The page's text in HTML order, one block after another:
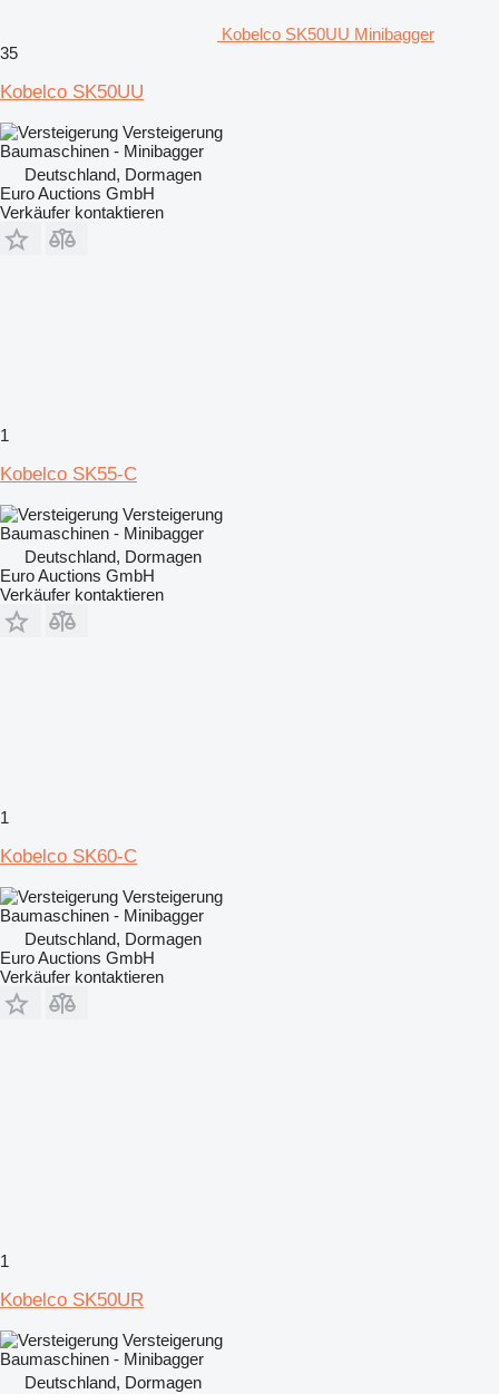
Kobelco SK50UU Minibagger
35
Kobelco SK50UU
Versteigerung
Baumaschinen - Minibagger
Deutschland, Dormagen
Euro Auctions GmbH
Verkäufer kontaktieren
1
Kobelco SK55-C
Versteigerung
Baumaschinen - Minibagger
Deutschland, Dormagen
Euro Auctions GmbH
Verkäufer kontaktieren
1
Kobelco SK60-C
Versteigerung
Baumaschinen - Minibagger
Deutschland, Dormagen
Euro Auctions GmbH
Verkäufer kontaktieren
1
Kobelco SK50UR
Versteigerung
Baumaschinen - Minibagger
Deutschland, Dormagen